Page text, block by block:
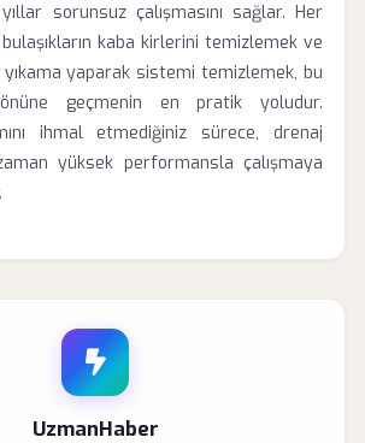
yıllar sorunsuz çalışmasını sağlar. Her
kaba kirlerini temizlemek ve
yaparak sistemi temizlemek, bu
geçmenin en pratik yoludur.
ihmal etmediğiniz sürece, drenaj
yüksek performansla çalışmaya
UzmanHaber